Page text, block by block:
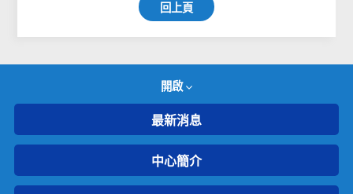
回上頁
開啟
最新消息
中心簡介